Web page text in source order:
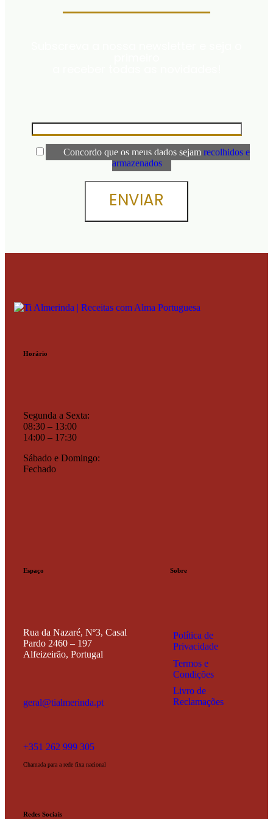
Concordo que os meus dados sejam recolhidos e
armazenados
Horário
Segunda a Sexta:
08:30 – 13:00
14:00 – 17:30
Sábado e Domingo:
Fechado
Espaço
Rua da Nazaré, Nº3, Casal
Pardo 2460 – 197
Alfeizeirão, Portugal
geral@tialmerinda.pt
+351 262 999 305
Chamada para a rede fixa nacional
Sobre
Política de
Privacidade
Termos e
Condições
Livro de
Reclamações
Redes Sociais